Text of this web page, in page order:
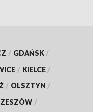
/ GDAŃSK /
/ KIELCE /
/ OLSZTYN /
/